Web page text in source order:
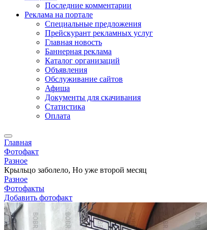
Последние комментарии
Реклама на портале
Специальные предложения
Прейскурант рекламных услуг
Главная новость
Баннерная реклама
Каталог организаций
Объявления
Обслуживание сайтов
Афиша
Документы для скачивания
Статистика
Оплата
Главная
Фотофакт
Разное
Крыльцо заболело, Но уже второй месяц
Разное
Фотофакты
Добавить фотофакт